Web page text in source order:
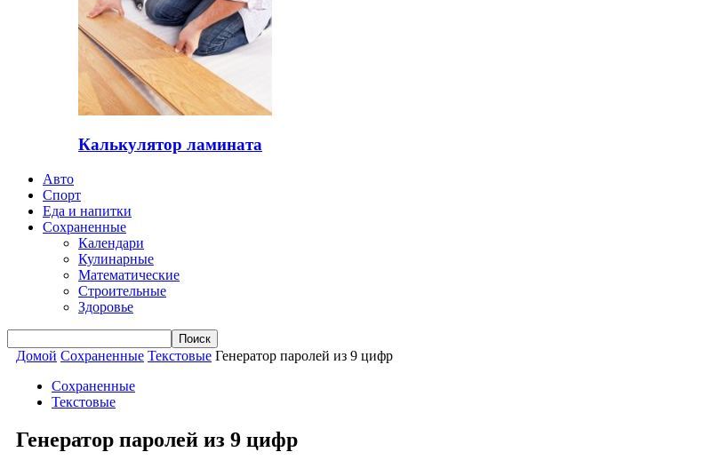
Калькулятор ламината
Авто
Спорт
Еда и напитки
Сохраненные
Календари
Кулинарные
Математические
Строительные
Здоровье
Домой Сохраненные Текстовые Генератор паролей из 9 цифр
Сохраненные
Текстовые
Генератор паролей из 9 цифр